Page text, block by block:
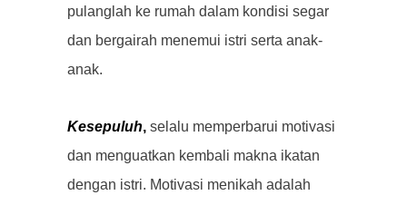
pulanglah ke rumah dalam kondisi segar
dan bergairah menemui istri serta anak-
anak.
Kesepuluh, selalu memperbarui motivasi
dan menguatkan kembali makna ikatan
dengan istri. Motivasi menikah adalah